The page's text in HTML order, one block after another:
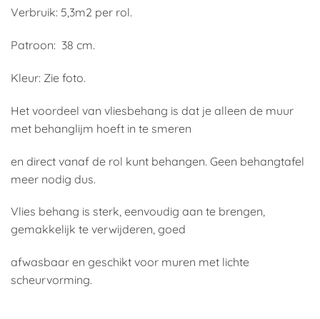
Verbruik: 5,3m2 per rol.
Patroon: 38 cm.
Kleur: Zie foto.
Het voordeel van vliesbehang is dat je alleen de muur
met behanglijm hoeft in te smeren
en direct vanaf de rol kunt behangen. Geen behangtafel
meer nodig dus.
Vlies behang is sterk, eenvoudig aan te brengen,
gemakkelijk te verwijderen, goed
afwasbaar en geschikt voor muren met lichte
scheurvorming.